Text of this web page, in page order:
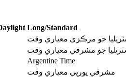
Long/Standard
جو مرڪزي معياري وقت
جو مشرقي معياري وقت
Argentine Time
مشرقي يورپي معياري وقت